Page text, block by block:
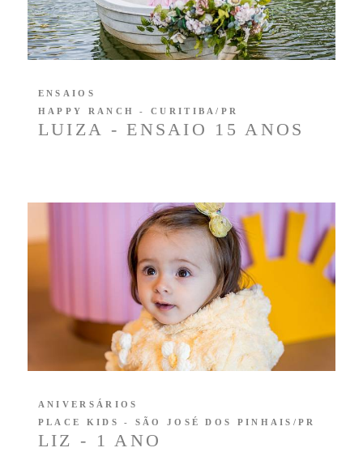
LUIZA - ENSAIO 15 ANOS
ENSAIOS
HAPPY RANCH - CURITIBA/PR
LIZ - 1 ANO
ANIVERSÁRIOS
PLACE KIDS - SÃO JOSÉ DOS PINHAIS/PR